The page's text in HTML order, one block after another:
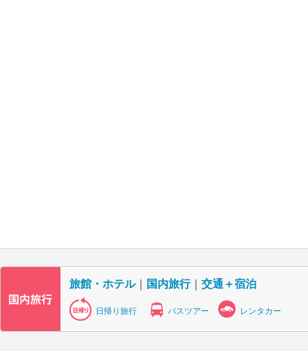
旅館・ホテル｜ 国内旅行｜ 交通＋宿泊
日帰り旅行 バスツアー レンタカー